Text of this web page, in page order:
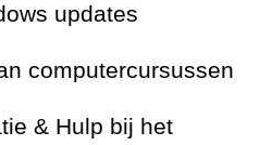
updates
computercursussen
& Hulp bij het